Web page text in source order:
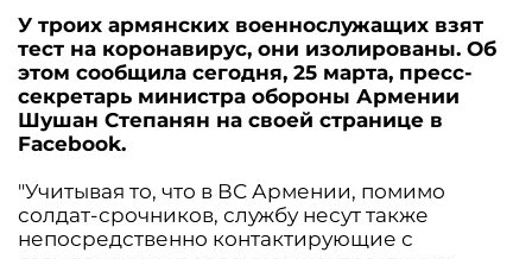
У троих армянских военнослужащих взят
тест на коронавирус, они изолированы. Об
этом сообщила сегодня, 25 марта, пресс-
секретарь министра обороны Армении
Шушан Степанян на своей странице в
Facebook.
"Учитывая то, что в ВС Армении, помимо
солдат-срочников, службу несут также
непосредственно контактирующие с